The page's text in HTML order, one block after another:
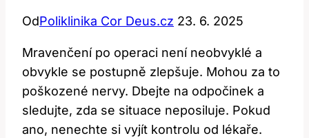
OdPoliklinika Cor Deus.cz 23. 6. 2025
Mravenčení po operaci není neobvyklé a
obvykle se postupně zlepšuje. Mohou za to
poškozené nervy. Dbejte na odpočinek a
sledujte, zda se situace neposiluje. Pokud
ano, nenechte si vyjít kontrolu od lékaře.